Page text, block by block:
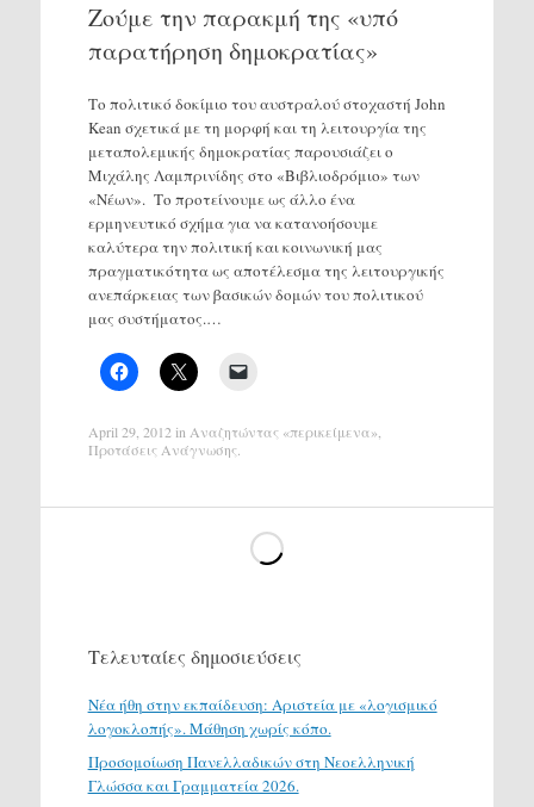
Ζούμε την παρακμή της «υπό
παρατήρηση δημοκρατίας»
Το πολιτικό δοκίμιο του αυστραλού στοχαστή John
Kean σχετικά με τη μορφή και τη λειτουργία της
μεταπολεμικής δημοκρατίας παρουσιάζει ο
Μιχάλης Λαμπρινίδης στο «Βιβλιοδρόμιο» των
«Νέων». Το προτείνουμε ως άλλο ένα
ερμηνευτικό σχήμα για να κατανοήσουμε
καλύτερα την πολιτική και κοινωνική μας
πραγματικότητα ως αποτέλεσμα της λειτουργικής
ανεπάρκειας των βασικών δομών του πολιτικού
μας συστήματος.…
April 29, 2012 in Αναζητώντας «περικείμενα»
Προτάσεις Ανάγνωσης.
Τελευταίες δημοσιεύσεις
Νέα ήθη στην εκπαίδευση: Αριστεία με «λογισμικό
λογοκλοπής». Μάθηση χωρίς κόπο.
Προσομοίωση Πανελλαδικών στη Νεοελληνική
Γλώσσα και Γραμματεία 2026.